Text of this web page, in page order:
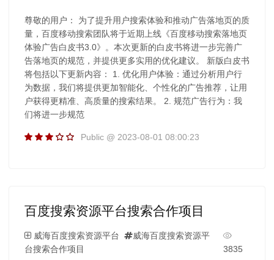
尊敬的用户： 为了提升用户搜索体验和推动广告落地页的质
量，百度移动搜索团队将于近期上线《百度移动搜索落地页
体验广告白皮书3.0》。本次更新的白皮书将进一步完善广
告落地页的规范，并提供更多实用的优化建议。 新版白皮书
将包括以下更新内容： 1. 优化用户体验：通过分析用户行
为数据，我们将提供更加智能化、个性化的广告推荐，让用
户获得更精准、高质量的搜索结果。 2. 规范广告行为：我
们将进一步规范
Public @ 2023-08-01 08:00:23
百度搜索资源平台搜索合作项目
威海百度搜索资源平台
威海百度搜索资源平
台搜索合作项目
3835